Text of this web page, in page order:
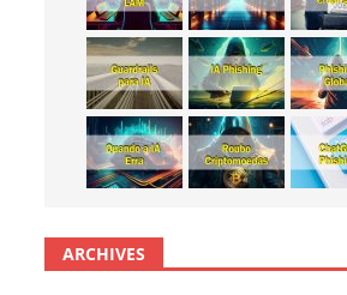
ARCHIVES